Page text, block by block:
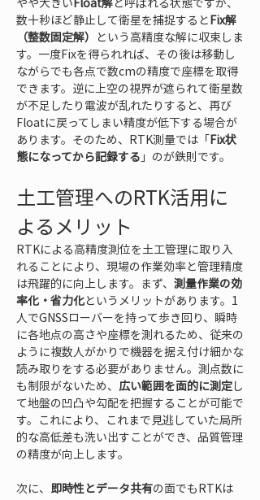
数十秒ほど静止して衛星を捕捉するとFix解
（整数固定解） という高精度な解に収束しま
す。一度Fixを得られれば、その後は移動し
ながらでも各点で数cmの精度で座標を取得
できます。逆に上空の視界が遮られて衛星数
が不足したり電波が乱れたりすると、再び
Floatに戻ってしまい精度が低下する場合が
あります。そのため、RTK測量では「Fix状
態になってから記録する 」のが鉄則です。
土工管理へのRTK活用に
よるメリット
RTKによる高精度測位を土工管理に取り入
れることにより、現場の作業効率と管理精度
は飛躍的に向上します。まず、 測量作業の効
率化・省力化というメリットがあります。1
人でGNSSローバーを持って歩き回り、瞬時
に各地点の高さや座標を測れるため、従来の
ように複数人がかりで機器を据え付け細かな
読み取りをする必要がありません。測点数に
も制限がないため、 広い範囲を面的に測定し
て地盤の凹凸や勾配を把握することが可能で
す。これにより、これまで見逃していた局所
的な高低差も洗い出すことができ、品質管理
の精度が向上します。
次に、 即時性とデータ共有の面でもRTKは